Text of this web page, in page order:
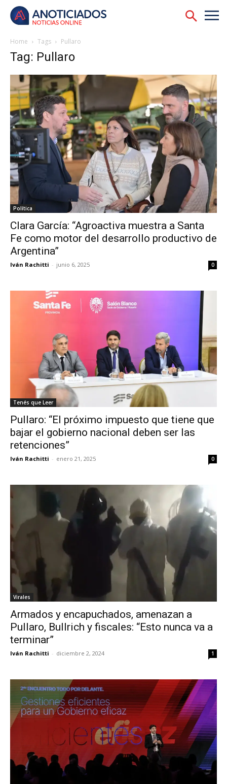
Home Tags Pullaro
Tag: Pullaro
Política
Clara García: “Agroactiva muestra a Santa
Fe como motor del desarrollo productivo de
Argentina”
Iván Rachitti - junio 6, 2025 0
Tenés que Leer
Pullaro: “El próximo impuesto que tiene que
bajar el gobierno nacional deben ser las
retenciones”
Iván Rachitti - enero 21, 2025 0
Virales
Armados y encapuchados, amenazan a
Pullaro, Bullrich y fiscales: “Esto nunca va a
terminar”
Iván Rachitti - diciembre 2, 2024 1